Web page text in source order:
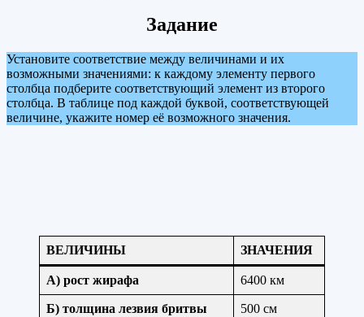
Задание
Установите соответствие между величинами и их
возможными значениями: к каждому элементу первого
столбца подберите соответствующий элемент из второго
столбца. В таблице под каждой буквой, соответствующей
величине, укажите номер её возможного значения.
ВЕЛИЧИНЫ ЗНАЧЕНИЯ
А) рост жирафа 6400 км
Б) толщина лезвия бритвы 500 см